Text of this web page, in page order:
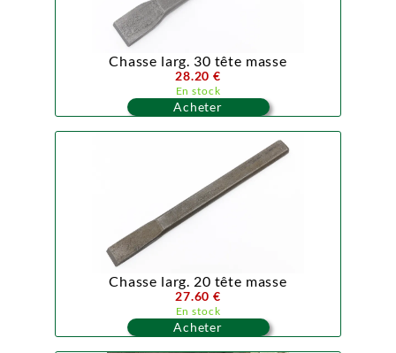
Chasse larg. 30 tête masse
28.20 €
En stock
Acheter
Chasse larg. 20 tête masse
27.60 €
En stock
Acheter